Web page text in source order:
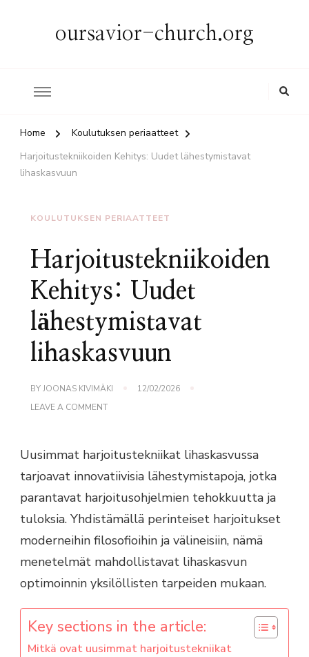
oursavior-church.org
Home
Koulutuksen periaatteet
Harjoitustekniikoiden Kehitys: Uudet lähestymistavat
lihaskasvuun
KOULUTUKSEN PERIAATTEET
Harjoitustekniikoiden
Kehitys: Uudet
lähestymistavat
lihaskasvuun
BYJOONAS KIVIMÄKI
12/02/2026
LEAVE A COMMENTON
LÄHESTYMISTAVAT
Uusimmat harjoitustekniikat lihaskasvussa
tarjoavat innovatiivisia lähestymistapoja, jotka
parantavat harjoitusohjelmien tehokkuutta ja
tuloksia. Yhdistämällä perinteiset harjoitukset
moderneihin filosofioihin ja välineisiin, nämä
menetelmät mahdollistavat lihaskasvun
optimoinnin yksilöllisten tarpeiden mukaan.
Key sections in the article:
Mitkä ovat uusimmat harjoitustekniikat